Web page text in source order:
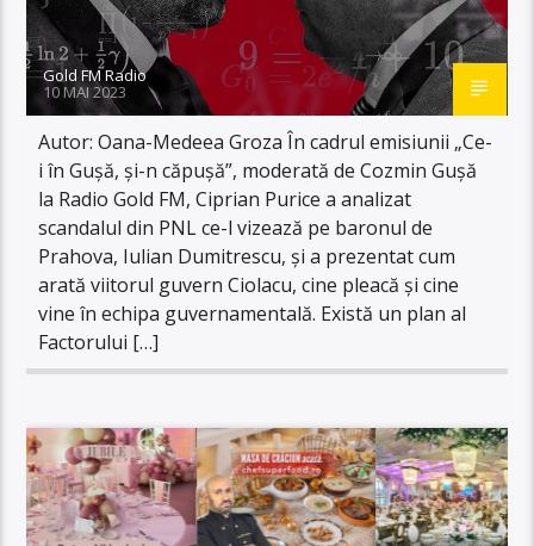
Gold FM Radio
10 MAI 2023
Autor: Oana-Medeea Groza În cadrul emisiunii „Ce-
i în Gușă, și-n căpușă”, moderată de Cozmin Gușă
la Radio Gold FM, Ciprian Purice a analizat
scandalul din PNL ce-l vizează pe baronul de
Prahova, Iulian Dumitrescu, și a prezentat cum
arată viitorul guvern Ciolacu, cine pleacă și cine
vine în echipa guvernamentală. Există un plan al
Factorului […]